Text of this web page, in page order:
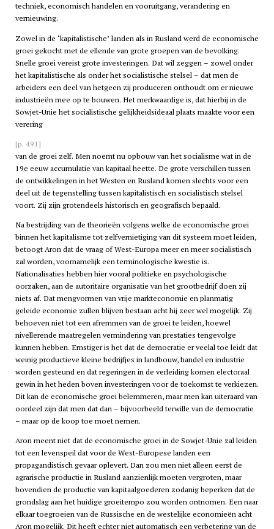
techniek, economisch handelen en vooruitgang, verandering en
vernieuwing.
Zowel in de ‘kapitalistische’ landen als in Rusland werd de economische
groei gekocht met de ellende van grote groepen van de bevolking.
Snelle groei vereist grote investeringen. Dat wil zeggen – zowel onder
het kapitalistische als onder het socialistische stelsel – dat men de
arbeiders een deel van hetgeen zij produceren onthoudt om er nieuwe
industrieën mee op te bouwen. Het merkwaardige is, dat hierbij in de
Sowjet-Unie het socialistische gelijkheidsideaal plaats maakte voor een
verering
[p. 491]
van de groei zelf. Men noemt nu opbouw van het socialisme wat in de
19e eeuw accumulatie van kapitaal heette. De grote verschillen tussen
de ontwikkelingen in het Westen en Rusland komen slechts voor een
deel uit de tegenstelling tussen kapitalistisch en socialistisch stelsel
voort. Zij zijn grotendeels historisch en geografisch bepaald.
Na bestrijding van de theorieën volgens welke de economische groei
binnen het kapitalisme tot zelfvernietiging van dit systeem moet leiden,
betoogt Aron dat de vraag of West-Europa meer en meer socialistisch
zal worden, voornamelijk een terminologische kwestie is.
Nationalisaties hebben hier vooral politieke en psychologische
oorzaken, aan de autoritaire organisatie van het grootbedrijf doen zij
niets af. Dat mengvormen van vrije markteconomie en planmatig
geleide economie zullen blijven bestaan acht hij zeer wel mogelijk. Zij
behoeven niet tot een afremmen van de groei te leiden, hoewel
nivellerende maatregelen vermindering van prestaties tengevolge
kunnen hebben. Ernstiger is het dat de democratie er veelal toe leidt dat
weinig productieve kleine bedrijfjes in landbouw, handel en industrie
worden gesteund en dat regeringen in de verleiding komen electoraal
gewin in het heden boven investeringen voor de toekomst te verkiezen.
Dit kan de economische groei belemmeren, maar men kan uiteraard van
oordeel zijn dat men dat dan – bijvoorbeeld terwille van de democratie
– maar op de koop toe moet nemen.
Aron meent niet dat de economische groei in de Sowjet-Unie zal leiden
tot een levenspeil dat voor de West-Europese landen een
propagandistisch gevaar oplevert. Dan zou men niet alleen eerst de
agrarische productie in Rusland aanzienlijk moeten vergroten, maar
bovendien de productie van kapitaalgoederen zodanig beperken dat de
grondslag aan het huidige groeitempo zou worden ontnomen. Een naar
elkaar toegroeien van de Russische en de westelijke economieën acht
Aron mogelijk. Dit heeft echter niet automatisch een verbetering van de